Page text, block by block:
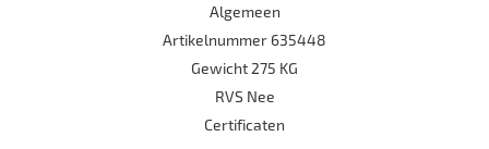
Algemeen
Artikelnummer 635448
Gewicht 275 KG
RVS Nee
Certificaten